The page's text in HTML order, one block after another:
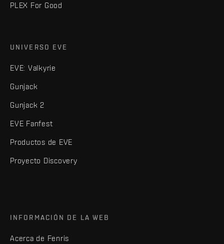
PLEX For Good
UNIVERSO EVE
EVE: Valkyrie
Gunjack
Gunjack 2
EVE Fanfest
Productos de EVE
Proyecto Discovery
INFORMACIÓN DE LA WEB
Acerca de Fenris